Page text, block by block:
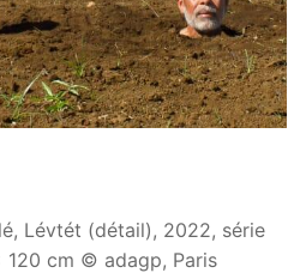
Lévtét (détail), 2022, série
cm © adagp, Paris